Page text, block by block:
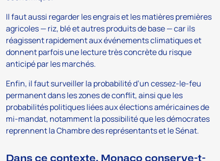
Il faut aussi regarder les engrais et les matières premières
agricoles — riz, blé et autres produits de base — car ils
réagissent rapidement aux événements climatiques et
donnent parfois une lecture très concrète du risque
anticipé par les marchés.
Enfin, il faut surveiller la probabilité d’un cessez-le-feu
permanent dans les zones de conflit, ainsi que les
probabilités politiques liées aux élections américaines de
mi-mandat, notamment la possibilité que les démocrates
reprennent la Chambre des représentants et le Sénat.